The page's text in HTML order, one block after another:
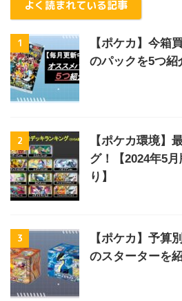
よく読まれている記事
1
【ポケカ】今箱
のパックを5つ紹
2
【ポケカ環境】
グ！【2024年5
り】
3
【ポケカ】予算
のスターターを